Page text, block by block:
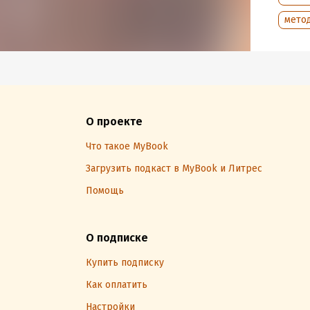
Дата
О проекте
Что такое MyBook
Загрузить подкаст в MyBook и Литрес
Помощь
О подписке
Купить подписку
Как оплатить
Настройки